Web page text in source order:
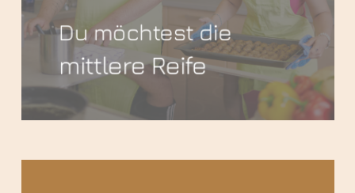
Du möchtest die
mittlere Reife